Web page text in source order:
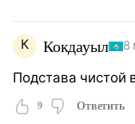
К Кокдауыл 8
Подстава чистой
9 Ответить